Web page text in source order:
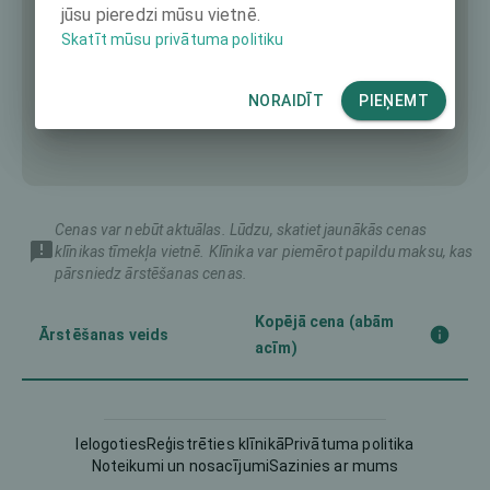
Cenas var nebūt aktuālas. Lūdzu, skatiet jaunākās cenas
klīnikas tīmekļa vietnē. Klīnika var piemērot papildu maksu, kas
pārsniedz ārstēšanas cenas.
Ārstēšanas veids
Kopējā cena (abām
acīm)
IelogotiesReģistrēties klīnikāPrivātuma politika
Noteikumi un nosacījumiSazinies ar mums
jūsu pieredzi mūsu vietnē.
Skatīt mūsu privātuma politiku
NORAIDĪT PIEŅEMT